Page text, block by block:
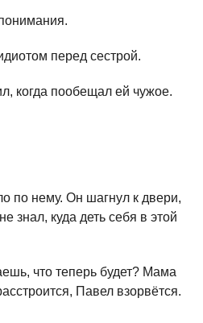
перед сестрой.
когда пообещал ей чужое.
по нему. Он шагнул к двери,
знал, куда деть себя в этой
что теперь будет? Мама
Павел взорвётся.